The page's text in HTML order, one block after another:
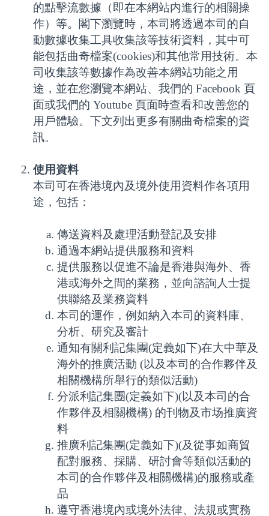
的點擊流數據（即在本網站内進行的相關操
作）等。閣下瀏覽時，本司將透過本司的自
動數據收集工具收集該等技術資料，其中可
能包括曲奇檔案(cookies)和其他常用技術。本
司收集該等數據作為改善本網站功能之用
途，並在您瀏覽本網站、我們的 Facebook 頁
面或我們的 Youtube 頁面時查看和改善您的
用戶體驗。下文列出更多有關曲奇檔案的資
訊。
使用資料
本司可在香港境內及境外使用資料作各項用
途，包括：
傳送資料及處理活動登記及安排
通過本網站提供服務和資料
提供服務以促進不論是香港與海外、香
港或海外之間的業務，並向諮詢人士提
供聯絡及業務資料
本司的運作，例如納入本司的資料庫、
分析、研究及審計
通知有關利記集團(定義如下)在大中華及
海外的推廣活動 (以及本司的合作夥伴及
相關機構所舉行的類似活動)
分派利記集團(定義如下)(以及本司的合
作夥伴及相關機構) 的刊物及市场推廣資
料
推廣利記集團(定義如下)(及從事如商貿
配對服務、採購、研討會等類似活動的
本司的合作夥伴及相關機構)的服務或產
品
遵守香港境內或境外法律、法規或實務